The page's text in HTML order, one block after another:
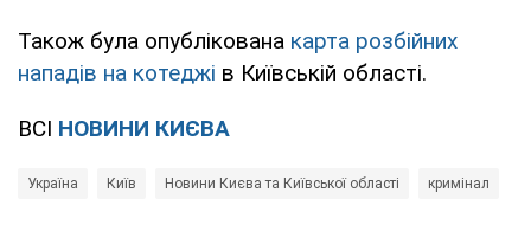
Також була опублікована карта розбійних
нападів на котеджі в Київській області.
ВСІ НОВИНИ КИЄВА
Україна Київ Новини Києва та Київської області кримінал